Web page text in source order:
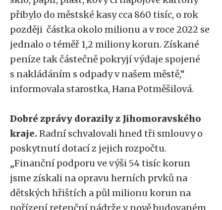
přibylo do městské kasy cca 860 tisíc, o rok
později částka okolo milionu a v roce 2022 se
jednalo o téměř 1,2 miliony korun. Získané
peníze tak částečně pokryjí výdaje spojené
s nakládáním s odpady v našem městě,“
informovala starostka, Hana Potměšilová.
Dobré zprávy dorazily z Jihomoravského
kraje.Radní schvalovali hned tři smlouvy o
poskytnutí dotací z jejich rozpočtu.
„Finanční podporu ve výši 54 tisíc korun
jsme získali na opravu herních prvků na
dětských hřištích a půl milionu korun na